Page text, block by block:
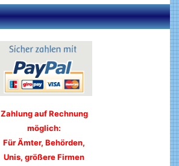
Zahlung auf Rechnung
möglich:
Für Ämter, Behörden,
Unis, größere Firmen